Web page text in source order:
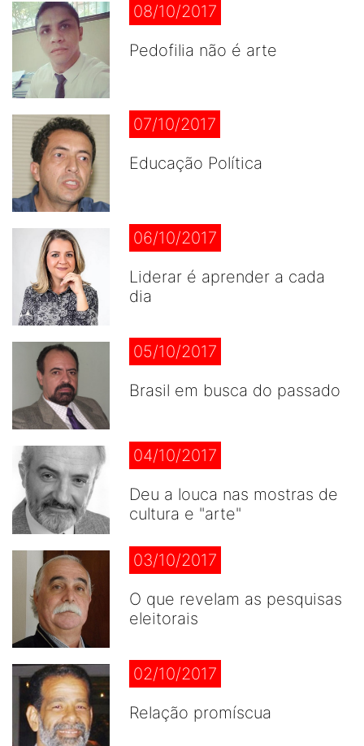
08/10/2017
Pedofilia não é arte
07/10/2017
Educação Política
06/10/2017
Liderar é aprender a cada
dia
05/10/2017
Brasil em busca do passado
04/10/2017
Deu a louca nas mostras de
cultura e "arte"
03/10/2017
O que revelam as pesquisas
eleitorais
02/10/2017
Relação promíscua